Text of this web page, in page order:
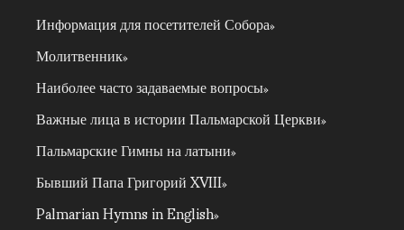
Информация для посетителей Собора
Молитвенник
Наиболее часто задаваемые вопросы
Важные лица в истории Пальмарской Церкви
Пальмарские Гимны на латыни
Бывший Папа Григорий XVIII
Palmarian Hymns in English